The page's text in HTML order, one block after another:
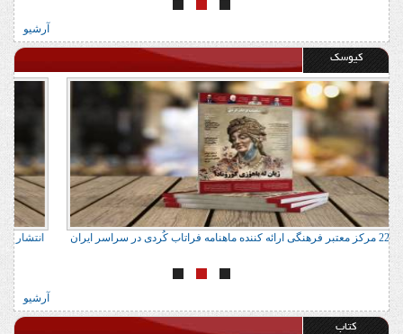
آرشیو
کیوسک
آدرس 22 مرکز معتبر فرهنگی ارائه کننده ماهنامه فراتاب کُردی در سراسر ایران
آرشیو
کتاب